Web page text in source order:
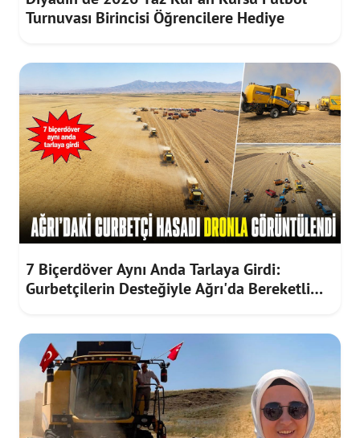
Turnuvası Birincisi Öğrencilere Hediye
7 Biçerdöver Aynı Anda Tarlaya Girdi:
Gurbetçilerin Desteğiyle Ağrı'da Bereketli